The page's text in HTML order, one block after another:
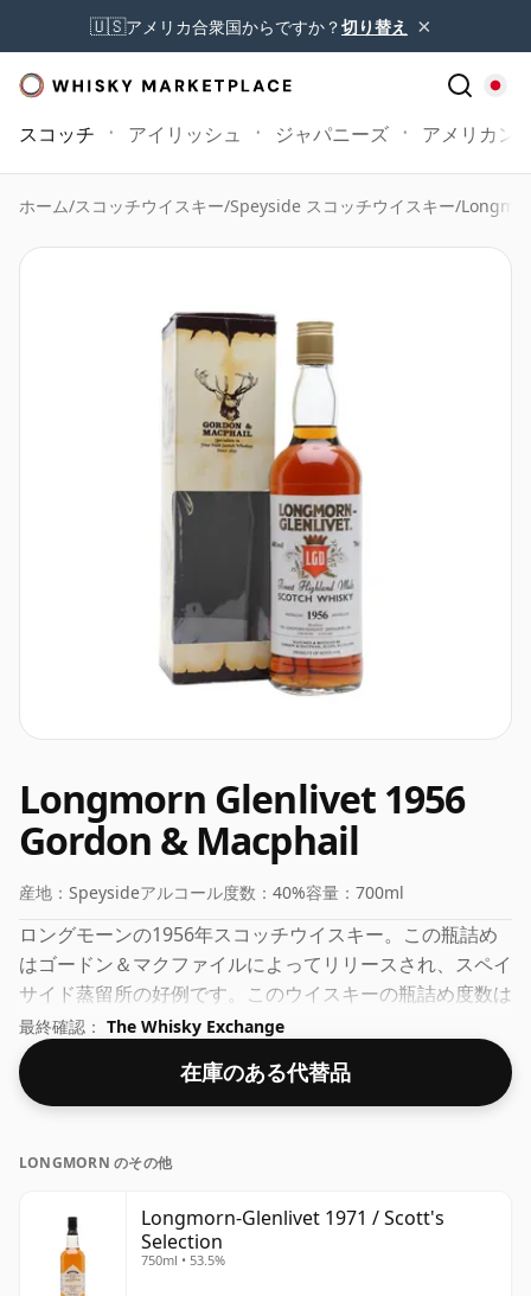
🇺🇸アメリカ合衆国からですか？切り替え ×
スコッチ アイリッシュ ジャパニーズ アメリカン
ホーム/スコッチウイスキー/Speyside スコッチウイスキー/
Longmorn Glenlivet 1956
Gordon & Macphail
産地： Speysideアルコール度数： 40%容量： 700ml
ロングモーンの1956年スコッチウイスキー。この瓶詰め
はゴードン＆マクファイルによってリリースされ、スペイ
サイド蒸留所の好例です。このウイスキーの瓶詰め度数は
40% で、ウイスキーとしては下限にあたります。最近で
は、多くの消費者が生産者に 43% または 46% に近い濃度
で瓶詰めするよう求めていますが、低度数の優れたウイス
キーもまだいくつかあります。
最終確認： The Whisky Exchange
在庫のある代替品
LONGMORN のその他
Longmorn-Glenlivet 1971 / Scott's
Selection
750ml • 53.5%